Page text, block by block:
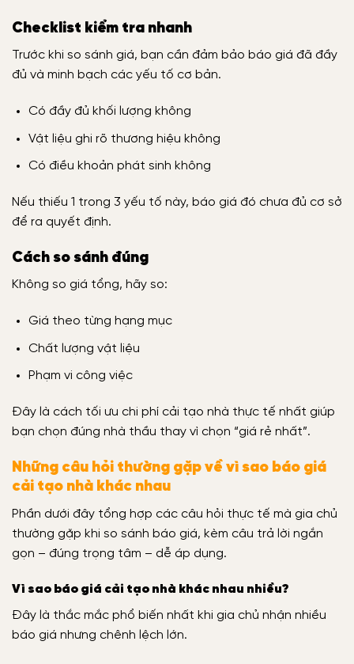
Checklist kiểm tra nhanh
Trước khi so sánh giá, bạn cần đảm bảo báo giá đã đầy
đủ và minh bạch các yếu tố cơ bản.
Có đầy đủ khối lượng không
Vật liệu ghi rõ thương hiệu không
Có điều khoản phát sinh không
Nếu thiếu 1 trong 3 yếu tố này, báo giá đó chưa đủ cơ sở
để ra quyết định.
Cách so sánh đúng
Không so giá tổng, hãy so:
Giá theo từng hạng mục
Chất lượng vật liệu
Phạm vi công việc
Đây là cách tối ưu chi phí cải tạo nhà thực tế nhất giúp
bạn chọn đúng nhà thầu thay vì chọn “giá rẻ nhất”.
Những câu hỏi thường gặp về vì sao báo giá
cải tạo nhà khác nhau
Phần dưới đây tổng hợp các câu hỏi thực tế mà gia chủ
thường gặp khi so sánh báo giá, kèm câu trả lời ngắn
gọn – đúng trọng tâm – dễ áp dụng.
Vì sao báo giá cải tạo nhà khác nhau nhiều?
Đây là thắc mắc phổ biến nhất khi gia chủ nhận nhiều
báo giá nhưng chênh lệch lớn.